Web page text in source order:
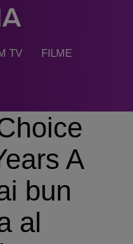
TV FILME
A
bun
al